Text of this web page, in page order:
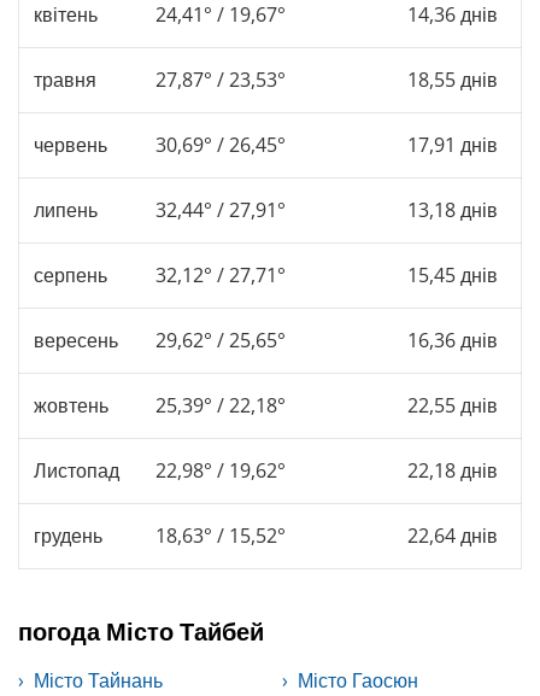
квітень 24,41° / 19,67° 14,36 днів
травня 27,87° / 23,53° 18,55 днів
червень 30,69° / 26,45° 17,91 днів
липень 32,44° / 27,91° 13,18 днів
серпень 32,12° / 27,71° 15,45 днів
вересень 29,62° / 25,65° 16,36 днів
жовтень 25,39° / 22,18° 22,55 днів
Листопад 22,98° / 19,62° 22,18 днів
грудень 18,63° / 15,52° 22,64 днів
погода Місто Тайбей
Місто Тайнань
Місто Гаосюн